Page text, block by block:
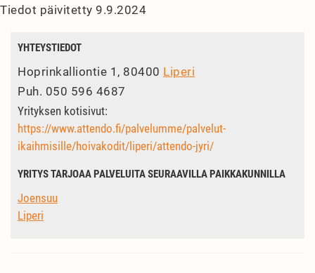
Tiedot päivitetty 9.9.2024
YHTEYSTIEDOT
Hoprinkalliontie 1, 80400 Liperi
Puh. 050 596 4687
Yrityksen kotisivut:
https://www.attendo.fi/palvelumme/palvelut-
ikaihmisille/hoivakodit/liperi/attendo-jyri/
YRITYS TARJOAA PALVELUITA SEURAAVILLA PAIKKAKUNNILLA
Joensuu
Liperi